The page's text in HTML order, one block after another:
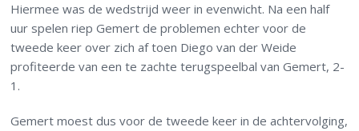
Hiermee was de wedstrijd weer in evenwicht. Na een half
uur spelen riep Gemert de problemen echter voor de
tweede keer over zich af toen Diego van der Weide
profiteerde van een te zachte terugspeelbal van Gemert, 2-
1.
Gemert moest dus voor de tweede keer in de achtervolging,